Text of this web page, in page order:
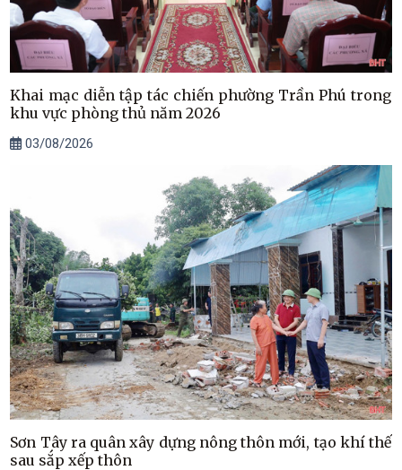
Khai mạc diễn tập tác chiến phường Trần Phú trong
khu vực phòng thủ năm 2026
03/08/2026
Sơn Tây ra quân xây dựng nông thôn mới, tạo khí thế
sau sắp xếp thôn